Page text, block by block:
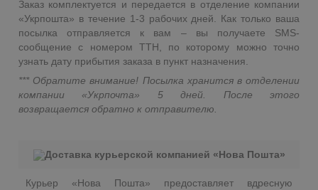
Заказ комплектуется и передается в отделение компании
«Укрпошта» в течение 1-3 рабочих дней. Как только ваша
посылка отправляется к вам – вы получаете SMS-
сообщение с номером ТТН, по которому можно точно
узнать дату прибытия заказа в пункт назначения.
*** Обратите внимание! Посылка хранится в отделении
компании «Укрпочта» 5 дней. После этого
возвращается обратно к отправителю.
Доставка курьерской компанией «Нова Пошта»
Курьер «Нова Пошта» предоставляет вдресную